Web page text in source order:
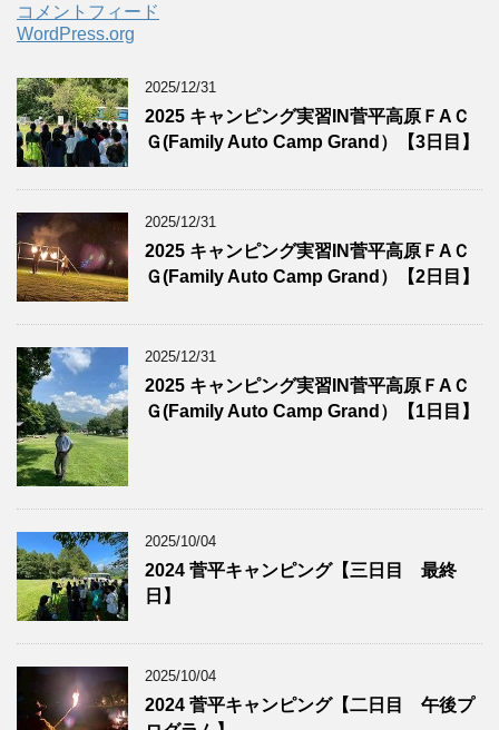
コメントフィード
WordPress.org
2025/12/31
2025 キャンピング実習IN菅平高原ＦAＣ
Ｇ(Family Auto Camp Grand）【3日目】
2025/12/31
2025 キャンピング実習IN菅平高原ＦAＣ
Ｇ(Family Auto Camp Grand）【2日目】
2025/12/31
2025 キャンピング実習IN菅平高原ＦAＣ
Ｇ(Family Auto Camp Grand）【1日目】
2025/10/04
2024 菅平キャンピング【三日目 最終
日】
2025/10/04
2024 菅平キャンピング【二日目 午後プ